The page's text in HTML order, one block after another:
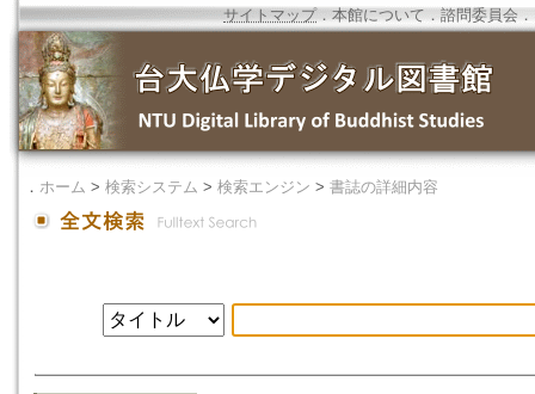
サイトマップ．本館について ． 諮問委員会 ．
． ホーム > 検索システム > 検索エンジン > 書誌の詳細内容